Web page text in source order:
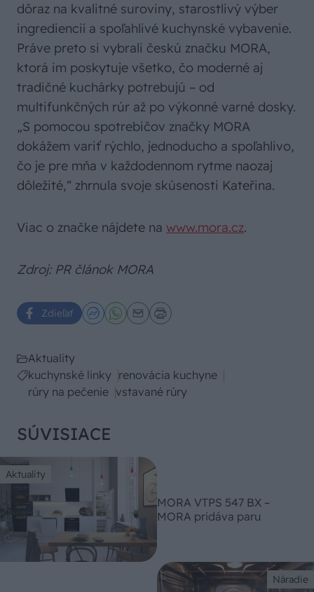
dôraz na kvalitné suroviny, starostlivý výber
ingrediencií a spoľahlivé kuchynské vybavenie.
Práve preto si vybrali českú značku MORA,
ktorá im poskytuje všetko, čo moderné aj
tradičné kuchárky potrebujú – od
multifunkčných rúr až po výkonné varné dosky.
„S pomocou spotrebičov značky MORA
dokážem variť rýchlo, jednoducho a spoľahlivo,
čo je pre mňa v každodennom rytme naozaj
dôležité,“ zhrnula svoje skúsenosti Kateřina.
Viac o značke nájdete na www.mora.cz.
Zdroj: PR článok MORA
Zdieľať
Aktuality
kuchynské linky renovácia kuchyne
rúry na pečenie vstavané rúry
SÚVISIACE
Aktuality
MORA VTPS 547 BX –
MORA pridáva paru
Náradie